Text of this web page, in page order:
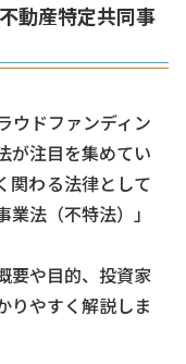
動産特定共同事
ウドファンディン
が注目を集めてい
関わる法律として
法（不特法）」
要や目的、投資家
りやすく解説しま